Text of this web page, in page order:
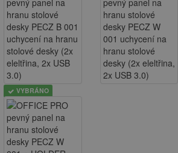
VYBRÁNO